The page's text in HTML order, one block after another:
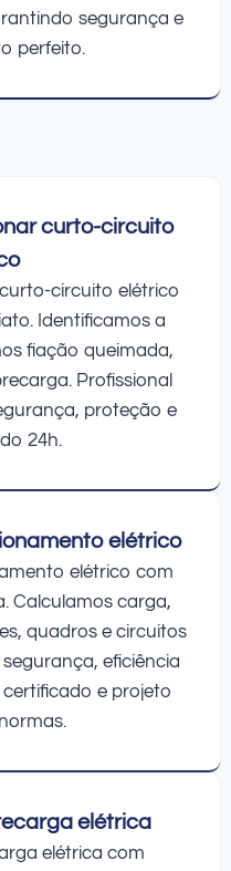
segurança e
perfeito.
curto-circuito
circuito elétrico
Identificamos a
fiação queimada,
Profissional
proteção e
24h.
elétrico
elétrico com
Calculamos carga,
quadros e circuitos
eficiência
e projeto
elétrica
elétrica com